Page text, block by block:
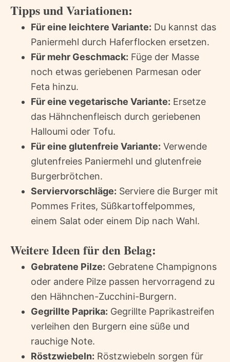
Tipps und Variationen:
Für eine leichtere Variante: Du kannst das
Paniermehl durch Haferflocken ersetzen.
Für mehr Geschmack: Füge der Masse
noch etwas geriebenen Parmesan oder
Feta hinzu.
Für eine vegetarische Variante: Ersetze
das Hähnchenfleisch durch geriebenen
Halloumi oder Tofu.
Für eine glutenfreie Variante: Verwende
glutenfreies Paniermehl und glutenfreie
Burgerbrötchen.
Serviervorschläge: Serviere die Burger mit
Pommes Frites, Süßkartoffelpommes,
einem Salat oder einem Dip nach Wahl.
Weitere Ideen für den Belag:
Gebratene Pilze: Gebratene Champignons
oder andere Pilze passen hervorragend zu
den Hähnchen-Zucchini-Burgern.
Gegrillte Paprika: Gegrillte Paprikastreifen
verleihen den Burgern eine süße und
rauchige Note.
Röstzwiebeln: Röstzwiebeln sorgen für